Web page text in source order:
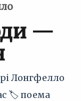
—
Лонгфелло
🏷 поема